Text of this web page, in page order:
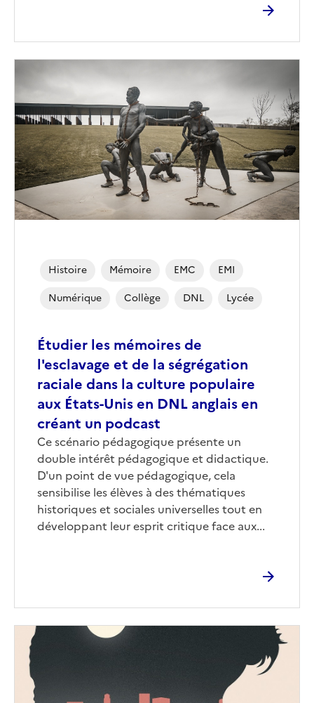
Étudier les mémoires de
l'esclavage et de la ségrégation
raciale dans la culture populaire
aux États-Unis en DNL anglais en
créant un podcast
Corps
Ce scénario pédagogique présente un
double intérêt pédagogique et didactique.
D'un point de vue pédagogique, cela
sensibilise les élèves à des thématiques
historiques et sociales universelles tout en
développant leur esprit critique face aux...
Histoire Mémoire EMC
EMI
Numérique
Collège DNL Lycée
de
couverture
(conseillée)
Image
couverture
(conseillée)